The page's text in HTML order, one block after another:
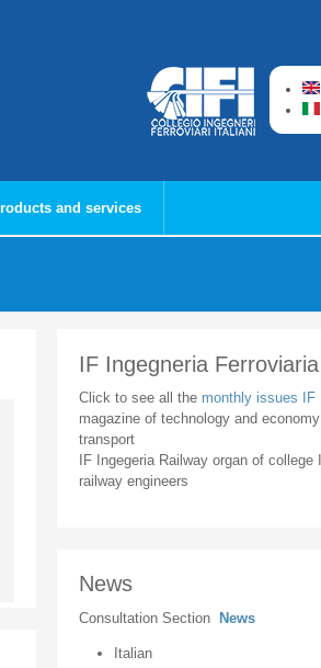
and services
IF Ingegneria Ferroviaria
Click to see all the monthly issues IF
magazine of technology and
transport
IF Ingegeria Railway organ of college
railway engineers
News
Consultation Section News
Italian